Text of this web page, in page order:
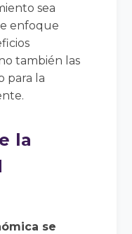
sea
enfoque
también las
para la
la
se